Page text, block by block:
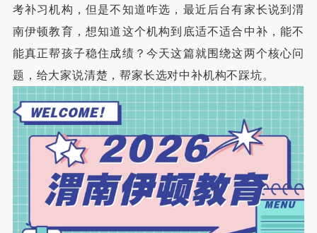
考补习机构，但是不知道咋选，最近后台有家长说到渭
南伊顿教育，想知道这个机构到底适不适合中补，能不
能真正帮孩子稳住成绩？今天这篇就围绕这两个核心问
题，给大家说清楚，帮家长选对中补机构不踩坑。